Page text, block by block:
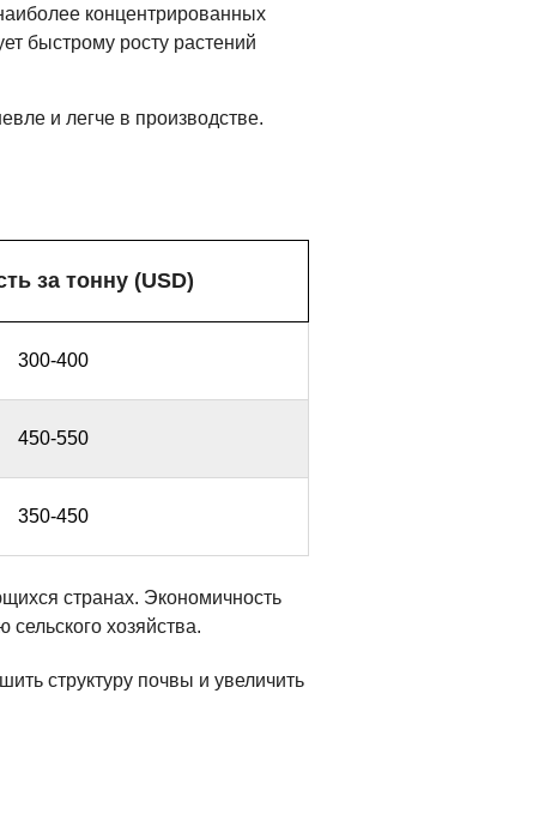
концентрированных
быстрому росту растений
и легче в производстве.
за тонну (USD)
300-400
450-550
350-450
странах. Экономичность
хозяйства.
структуру почвы и увеличить